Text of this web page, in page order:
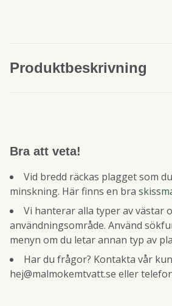
Produktbeskrivning
Bra att veta!
Vid bredd räckas plagget som
minskning. Här finns en bra
Vi hanterar alla typer av västar
användningsområde. Använd
menyn om du letar annan typ av
Har du frågor? Kontakta vår
hej@malmokemtvatt.se eller